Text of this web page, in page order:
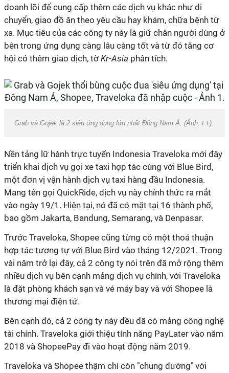
doanh lõi để cung cấp thêm các dịch vụ khác như di
chuyển, giao đồ ăn theo yêu cầu hay khám, chữa bệnh từ
xa. Mục tiêu của các công ty này là giữ chân người dùng ở
bên trong ứng dụng càng lâu càng tốt và từ đó tăng cơ
hội có thêm giao dịch, tờ Kr-Asia phân tích.
Grab và Gojek là 2 siêu ứng dụng lớn nhất Đông Nam Á. (Ảnh: FT).
Nền tảng lữ hành trực tuyến Indonesia Traveloka mới đây
triển khai dịch vụ gọi xe taxi hợp tác cùng với Blue Bird,
một đơn vị vận hành dịch vụ taxi hàng đầu Indonesia.
Mang tên gọi QuickRide, dịch vụ này chính thức ra mắt
vào ngày 19/1. Hiện tại, nó đã có mặt tại 16 thành phố,
bao gồm Jakarta, Bandung, Semarang, và Denpasar.
Trước Traveloka, Shopee cũng từng có một thoả thuận
hợp tác tương tự với Blue Bird vào tháng 12/2021. Trong
vài năm trở lại đây, cả 2 công ty nói trên đã mở rộng thêm
nhiều dịch vụ bên cạnh mảng dịch vụ chính, với Traveloka
là đặt phòng khách sạn và vé máy bay và với Shopee là
thương mại điện tử.
Bên cạnh đó, cả 2 công ty này đều đã có mảng công nghệ
tài chính. Traveloka giới thiệu tính năng PayLater vào năm
2018 và ShopeePay đi vào hoạt động năm 2019.
Traveloka và Shopee thậm chí còn "chung đường" với